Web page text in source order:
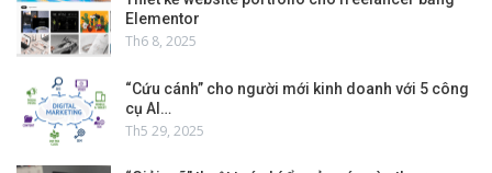
Elementor
Th6 8, 2025
“Cứu cánh” cho người mới kinh doanh với 5 công
cụ AI…
Th5 29, 2025